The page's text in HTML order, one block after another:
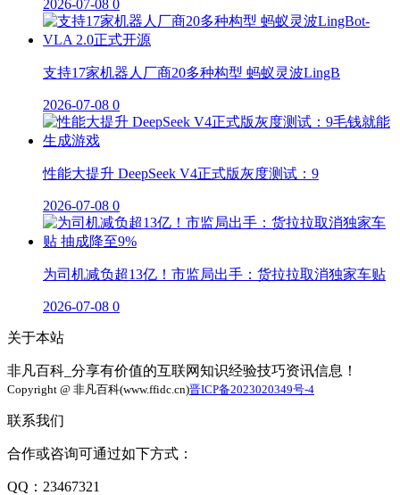
2026-07-08 0
支持17家机器人厂商20多种构型 蚂蚁灵波LingB
2026-07-08 0
性能大提升 DeepSeek V4正式版灰度测试：9
2026-07-08 0
为司机减负超13亿！市监局出手：货拉拉取消独家车贴
2026-07-08 0
关于本站
非凡百科_分享有价值的互联网知识经验技巧资讯信息！
Copyright @ 非凡百科(www.ffidc.cn)晋ICP备2023020349号-4
联系我们
合作或咨询可通过如下方式：
QQ：23467321